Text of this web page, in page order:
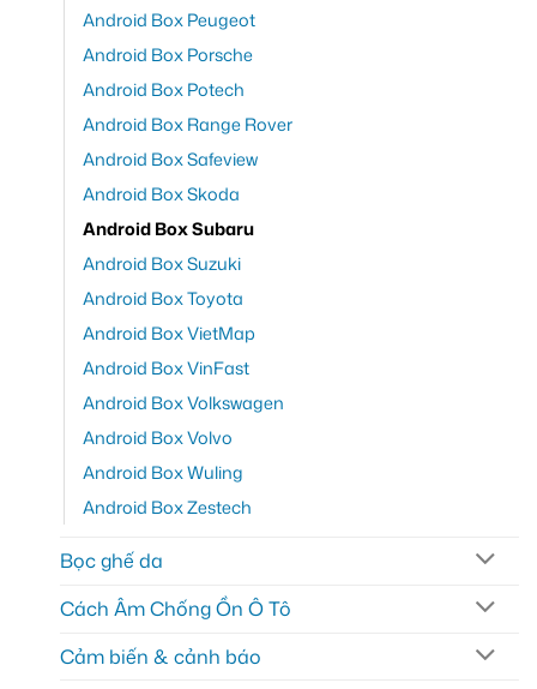
Android Box Peugeot
Android Box Porsche
Android Box Potech
Android Box Range Rover
Android Box Safeview
Android Box Skoda
Android Box Subaru
Android Box Suzuki
Android Box Toyota
Android Box VietMap
Android Box VinFast
Android Box Volkswagen
Android Box Volvo
Android Box Wuling
Android Box Zestech
Bọc ghế da
Cách Âm Chống Ồn Ô Tô
Cảm biến & cảnh báo